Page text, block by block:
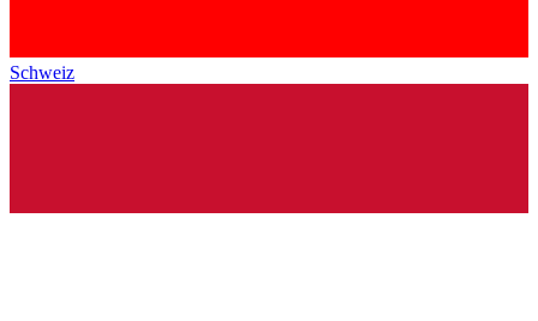
Schweiz